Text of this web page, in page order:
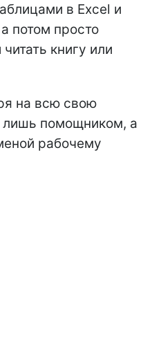
в Excel и
потом просто
книгу или
на всю свою
лишь помощником, а
рабочему